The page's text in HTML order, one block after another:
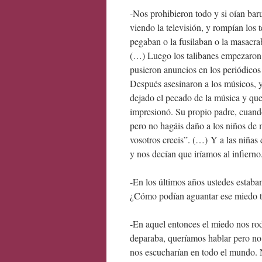
-Nos prohibieron todo y si oían
viendo la televisión, y rompían los
pegaban o la fusilaban o la
(…) Luego los talibanes
pusieron anuncios en los
Después asesinaron a los
dejado el pecado de la música y
impresionó. Su propio padre,
pero no hagáis daño a los niños
vosotros creeis”. (…) Y a las niñas
y nos decían que iríamos al
-En los últimos años ustedes
¿Cómo podían aguantar ese miedo
-En aquel entonces el miedo nos
deparaba, queríamos hablar pero
nos escucharían en todo el